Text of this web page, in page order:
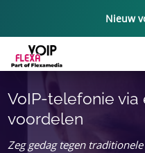
Nieuw
VoIP-telefonie via
voordelen
Zeg gedag tegen